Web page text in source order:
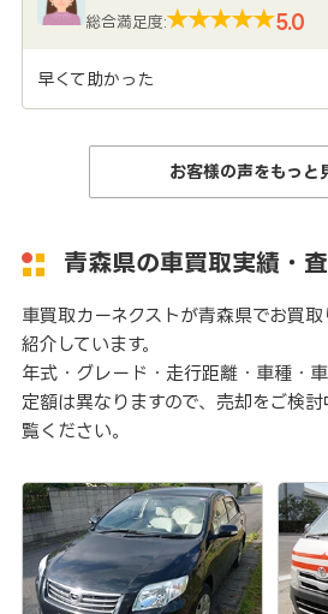
総合満足度: 5.0
早くて助かった
お客様の声をもっと
青森県の車買取実績・
車買取カーネクストが青森県でお買
紹介しています。
年式・グレード・走行距離・車種・
定額は異なりますので、売却をご検
覧ください。